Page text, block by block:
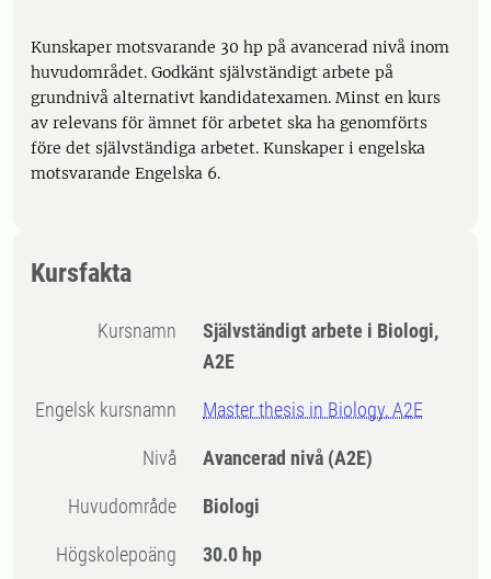
Kunskaper motsvarande 30 hp på avancerad nivå inom
huvudområdet. Godkänt självständigt arbete på
grundnivå alternativt kandidatexamen. Minst en kurs
av relevans för ämnet för arbetet ska ha genomförts
före det självständiga arbetet. Kunskaper i engelska
motsvarande Engelska 6.
Kursfakta
Kursnamn
Självständigt arbete i Biologi,
A2E
Engelsk kursnamn Master thesis in Biology, A2E
Nivå Avancerad nivå (A2E)
Huvudområde Biologi
högskolepoäng 30.0 hp